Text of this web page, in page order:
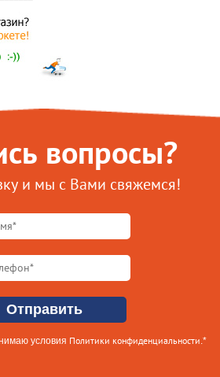
вопросы?
и мы с Вами свяжемся!
условия Политики конфиденциальности.*